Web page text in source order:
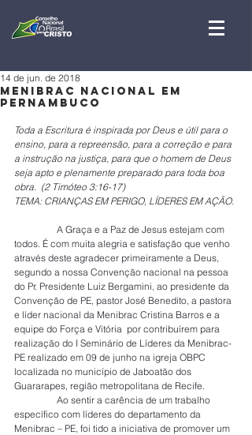
Menibrac Nacional em
Pernambuco
14 de jun. de 2018
Toda a Escritura é inspirada por Deus e útil para o
ensino, para a repreensão, para a correção e para
a instrução na justiça, para que o homem de Deus
seja apto e plenamente preparado para toda boa
obra.  (2 Timóteo 3:16-17)
TEMA: CRIANÇAS EM PERIGO, LÍDERES EM AÇÃO.
todos. É com muita alegria e satisfação que venho
através deste agradecer primeiramente a Deus,
segundo a nossa Convenção nacional na pessoa
do Pr. Presidente Luiz Bergamini, ao presidente da
Convenção de PE, pastor José Benedito, a pastora
e líder nacional da Menibrac Cristina Barros e a
equipe do Força e Vitória  por contribuírem para
realização do I Seminário de Líderes da Menibrac-
PE realizado em 09 de junho na igreja OBPC
localizada no município de Jaboatão dos
Guararapes, região metropolitana de Recife.
específico com líderes do departamento da
Menibrac – PE, foi tido a iniciativa de promover um